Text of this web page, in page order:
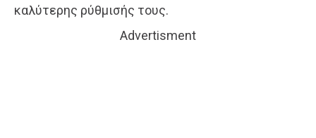
καλύτερης ρύθμισής τους.
Advertisment